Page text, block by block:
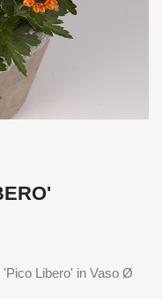
Libero' in Vaso Ø